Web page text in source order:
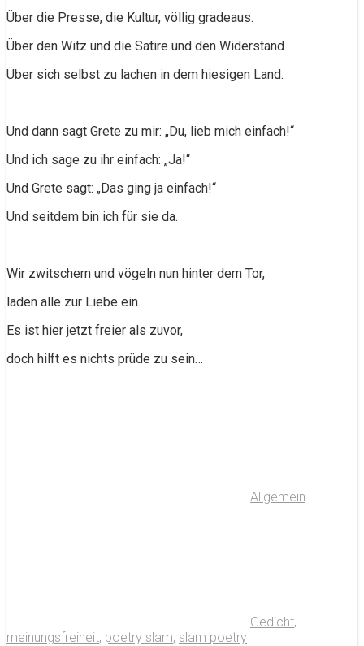
Über die Presse, die Kultur, völlig gradeaus.
Über den Witz und die Satire und den Widerstand
Über sich selbst zu lachen in dem hiesigen Land.
Und dann sagt Grete zu mir: „Du, lieb mich einfach!“
Und ich sage zu ihr einfach: „Ja!“
Und Grete sagt: „Das ging ja einfach!“
Und seitdem bin ich für sie da.
Wir zwitschern und vögeln nun hinter dem Tor,
laden alle zur Liebe ein.
Es ist hier jetzt freier als zuvor,
doch hilft es nichts prüde zu sein…
Allgemein
Gedicht,
meinungsfreiheit, poetry slam, slam poetry